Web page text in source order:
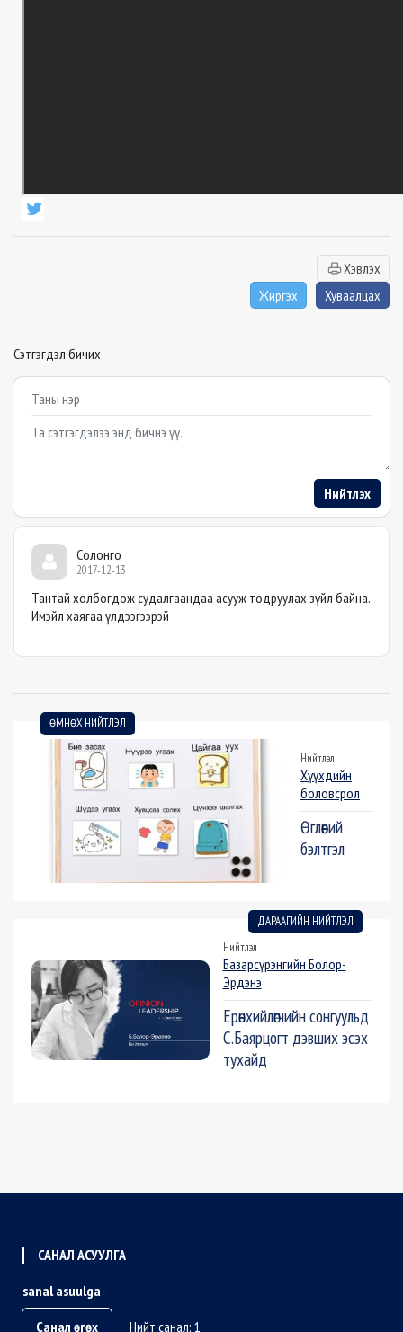
Хэвлэх
Жиргэх
Хуваалцах
Сэтгэгдэл бичих
Example textarea
Нийтлэх
Солонго
2017-12-13
Тантай холбогдож судалгаандаа асууж тодруулах зүйл байна.
Имэйл хаягаа үлдээгээрэй
ӨМНӨХ НИЙТЛЭЛ
Нийтлэл
Хүүхдийн
боловсрол
Өглөөний
бэлтгэл
ДАРААГИЙН НИЙТЛЭЛ
Нийтлэл
Базарсүрэнгийн Болор-
Эрдэнэ
Ерөнхийлөгчийн сонгуульд
С.Баярцогт дэвших эсэх
тухайд
САНАЛ АСУУЛГА
sanal asuulga
Санал өгөх
Нийт санал: 1